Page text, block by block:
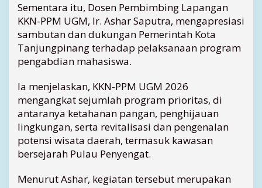
u
k
M
a
s
a
r
k
a
t
Sementara itu, Dosen Pembimbing Lapangan
KKN-PPM UGM, Ir. Ashar Saputra, mengapresiasi
sambutan dan dukungan Pemerintah Kota
Tanjungpinang terhadap pelaksanaan program
pengabdian mahasiswa.
Ia menjelaskan, KKN-PPM UGM 2026
mengangkat sejumlah program prioritas, di
antaranya ketahanan pangan, penghijauan
lingkungan, serta revitalisasi dan pengenalan
potensi wisata daerah, termasuk kawasan
bersejarah Pulau Penyengat.
Menurut Ashar, kegiatan tersebut merupakan